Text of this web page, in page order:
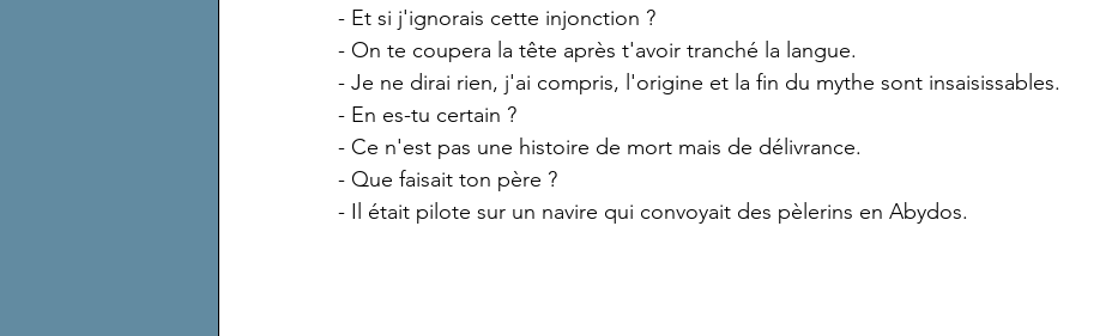
- Et si j'ignorais cette injonction ?
- On te coupera la tête après t'avoir tranché la langue.
- Je ne dirai rien, j'ai compris, l'origine et la fin du mythe sont insaisissables.
- En es-tu certain ?
- Ce n'est pas une histoire de mort mais de délivrance.
- Que faisait ton père ?
- Il était pilote sur un navire qui convoyait des pèlerins en Abydos.